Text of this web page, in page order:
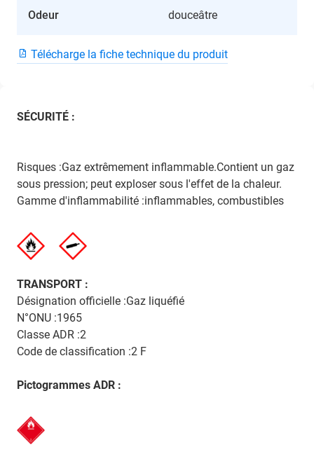
Odeur douceâtre
Télécharge la fiche technique du produit
SÉCURITÉ :
Risques :Gaz extrêmement inflammable.Contient un gaz
sous pression; peut exploser sous l'effet de la chaleur.
Gamme d'inflammabilité :inflammables, combustibles
TRANSPORT :
Désignation officielle :Gaz liquéfié
N°ONU :1965
Classe ADR :2
Code de classification :2 F
Pictogrammes ADR :